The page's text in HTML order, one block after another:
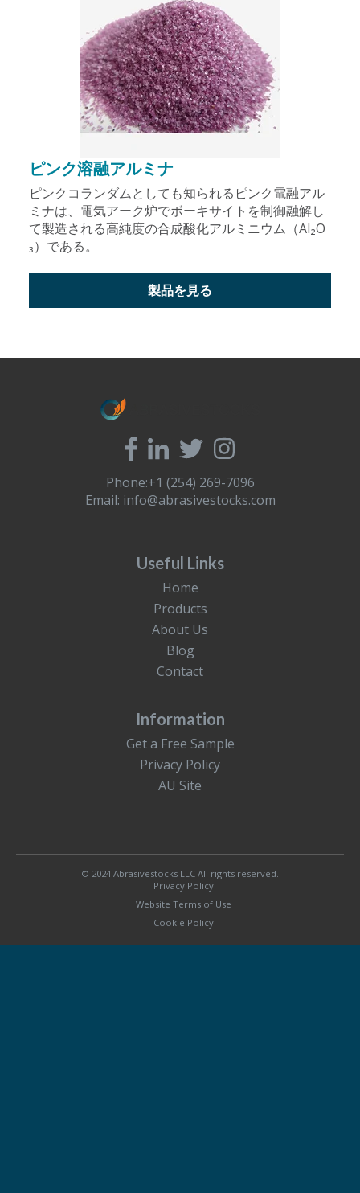
ピンク溶融アルミナ
ピンクコランダムとしても知られるピンク電融アル
ミナは、電気アーク炉でボーキサイトを制御融解し
て製造される高純度の合成酸化アルミニウム（Al₂O
₃）である。
製品を見る
Phone:+1 (254) 269-7096
Email: info@abrasivestocks.com
Useful Links
Home
Products
About Us
Blog
Contact
Information
Get a Free Sample
Privacy Policy
AU Site
© 2024 Abrasivestocks LLC All rights reserved.
Privacy Policy
Website Terms of Use
Cookie Policy